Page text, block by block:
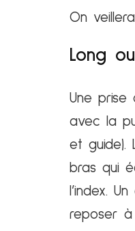
On
Long
Une prise
avec la
et guide).
bras qui
l’index.
reposer